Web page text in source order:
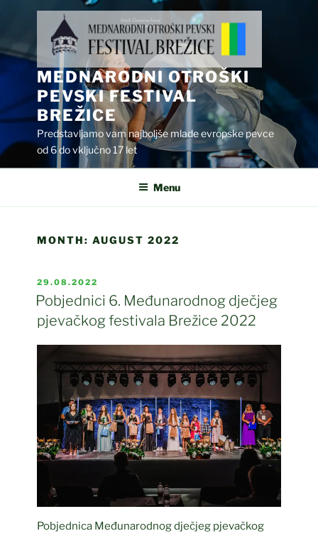
content
MEDNARODNI OTROŠKI
PEVSKI FESTIVAL
BREŽICE
Predstavljamo vam najboljše mlade evropske pevce
od 6 do vključno 17 let
Menu
MONTH:AUGUST 2022
POSTED
ON
29.08.2022
Pobjednici 6. Međunarodnog dječjeg
pjevačkog festivala Brežice 2022
Pobjednica Međunarodnog dječjeg pjevačkog